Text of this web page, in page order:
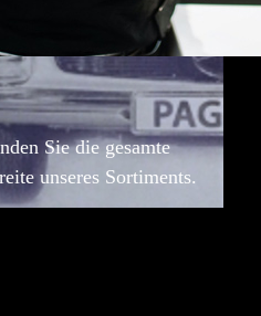
Sie die gesamte
unseres Sortiments.